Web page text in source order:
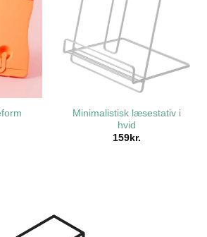
Minimalistisk læsestativ i
hvid
159kr.